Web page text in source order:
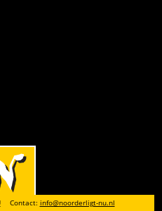
Contact: info@noorderligt-nu.nl